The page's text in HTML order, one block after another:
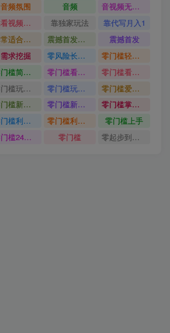
音频氛围
音频
音视频无损切割剪辑神器
靠看视频就能在YouTube上賺到钱
靠独家玩法
靠代写月入1
非常适合小白快速上手
震撼首发小白利用电脑做游戏搬砖
震撼首发
需求挖掘
零风险长期做
零门槛轻资产创业
零门槛简单易上手
零门槛看完就能上手只需一部手机轻松日收30
零门槛看完就能上手
零门槛玩转伙伴计划与精选独家单日稳定收益1k
零门槛玩转伙伴计划与精选独家
零门槛爱奇艺变现冷门赛道
零门槛新手快速入门闲鱼电商日赚百元新手必看教程
零门槛新手快速入门闲鱼电商日赚百元
零门槛掌握汽车赛道变现玩法
零门槛利用AI只需几分钟轻松做出带货短视频
零门槛利用AI
零门槛上手
零门槛24小时无人值守被动创收项目
零门槛 零起步到独立实操